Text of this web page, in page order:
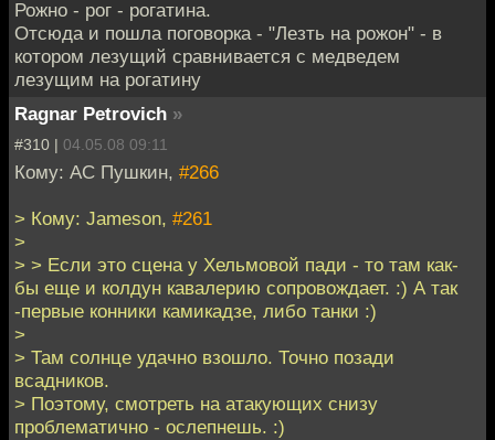
Рожно - рог - рогатина.
Отсюда и пошла поговорка - "Лезть на рожон" - в
котором лезущий сравнивается с медведем
лезущим на рогатину
Ragnar Petrovich »
#310 | 04.05.08 09:11
Кому: АС Пушкин, #266
> Кому: Jameson, #261
>
> > Если это сцена у Хельмовой пади - то там как-
бы еще и колдун кавалерию сопровождает. :) А так
-первые конники камикадзе, либо танки :)
>
> Там солнце удачно взошло. Точно позади
всадников.
> Поэтому, смотреть на атакующих снизу
проблематично - ослепнешь. :)